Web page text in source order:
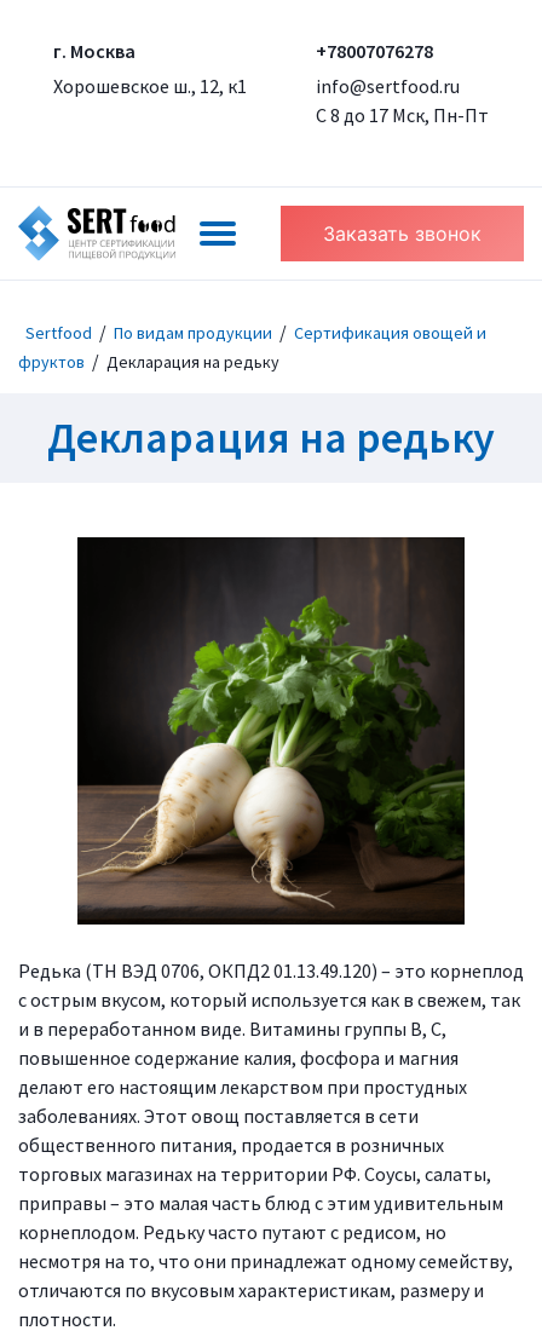
г. Москва
Хорошевское ш., 12, к1
+78007076278
info@sertfood.ru
С 8 до 17 Мск, Пн-Пт
Заказать звонок
Sertfood / По видам продукции / Сертификация овощей и
фруктов / Декларация на редьку
Декларация на редьку
Редька (ТН ВЭД 0706, ОКПД2 01.13.49.120) – это корнеплод
с острым вкусом, который используется как в свежем, так
и в переработанном виде. Витамины группы В, С,
повышенное содержание калия, фосфора и магния
делают его настоящим лекарством при простудных
заболеваниях. Этот овощ поставляется в сети
общественного питания, продается в розничных
торговых магазинах на территории РФ. Соусы, салаты,
приправы – это малая часть блюд с этим удивительным
корнеплодом. Редьку часто путают с редисом, но
несмотря на то, что они принадлежат одному семейству,
отличаются по вкусовым характеристикам, размеру и
плотности.